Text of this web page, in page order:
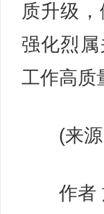
质升级
强化烈
工作高质
(来源
作者